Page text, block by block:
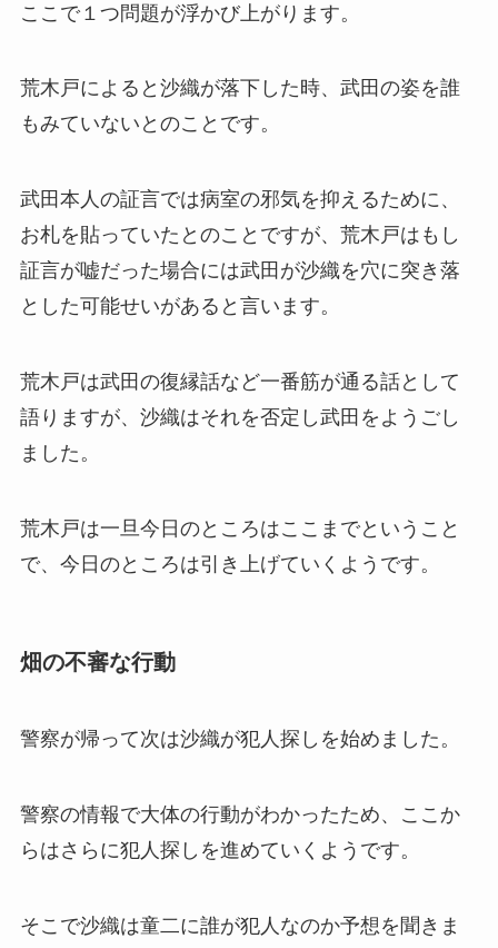
ここで１つ問題が浮かび上がります。
荒木戸によると沙織が落下した時、武田の姿を誰
もみていないとのことです。
武田本人の証言では病室の邪気を抑えるために、
お札を貼っていたとのことですが、荒木戸はもし
証言が嘘だった場合には武田が沙織を穴に突き落
とした可能せいがあると言います。
荒木戸は武田の復縁話など一番筋が通る話として
語りますが、沙織はそれを否定し武田をようごし
ました。
荒木戸は一旦今日のところはここまでということ
で、今日のところは引き上げていくようです。
畑の不審な行動
警察が帰って次は沙織が犯人探しを始めました。
警察の情報で大体の行動がわかったため、ここか
らはさらに犯人探しを進めていくようです。
そこで沙織は童二に誰が犯人なのか予想を聞きま